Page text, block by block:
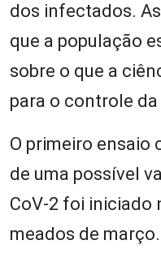
dos infectados.
que a população
sobre o que a
para o controle
O primeiro ensaio
de uma possível
CoV-2 foi iniciado
meados de